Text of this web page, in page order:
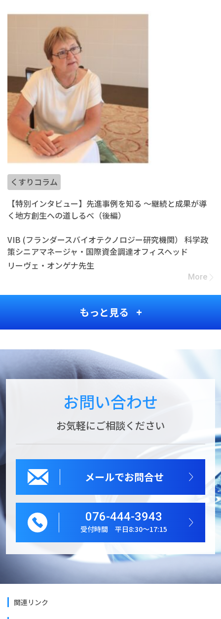
くすりコラム
【特別インタビュー】先進事例を知る ～継続と成果が導
く地方創生への道しるべ（後編）
VIB (フランダースバイオテクノロジー研究機関） 科学政
策シニアマネージャ・国際資金調達オフィスヘッド
リーヴェ・オンゲナ先生
More
もっと見る +
お問い合わせ
お気軽にご相談ください
メールでお問合せ
076-444-3943
受付時間 平日8:30～17:15
関連リンク